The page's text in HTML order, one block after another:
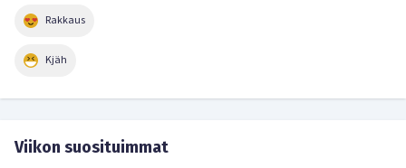
Rakkaus
Kjäh
Viikon suosituimmat